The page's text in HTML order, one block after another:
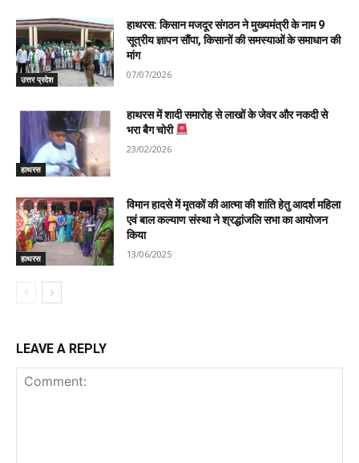
उत्तर प्रदेश
हाथरस: किसान मजदूर संगठन ने मुख्यमंत्री के नाम 9
सूत्रीय ज्ञापन सौंपा, किसानों की समस्याओं के समाधान की
मांग
07/07/2026
हाथरस
हाथरस में शादी समारोह से लाखों के जेवर और नकदी से
भरा बैग चोरी
23/02/2026
हाथरस
विमान हादसे में मृतकों की आत्मा की शांति हेतु आदर्श महिला
एवं बाल कल्याण संस्था ने श्रद्धांजलि सभा का आयोजन
किया
13/06/2025
LEAVE A REPLY